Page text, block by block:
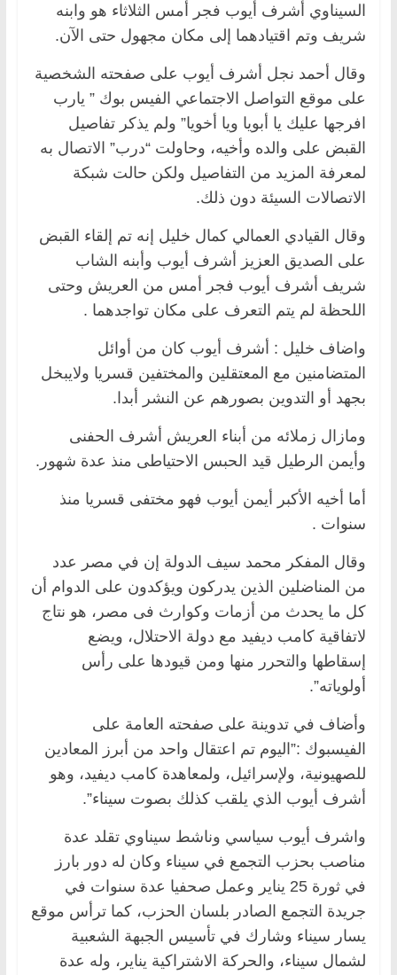
السيناوي أشرف أيوب فجر أمس الثلاثاء هو وابنه
شريف وتم اقتيادهما إلى مكان مجهول حتى الآن.
وقال أحمد نجل أشرف أيوب على صفحته الشخصية
على موقع التواصل الاجتماعي الفيس بوك ” يارب
افرجها عليك يا أبويا ويا أخويا” ولم يذكر تفاصيل
القبض على والده وأخيه، وحاولت “درب” الاتصال به
لمعرفة المزيد من التفاصيل ولكن حالت شبكة
الاتصالات السيئة دون ذلك.
وقال القيادي العمالي كمال خليل إنه تم إلقاء القبض
على الصديق العزيز أشرف أيوب وأبنه الشاب
شريف أشرف أيوب فجر أمس من العريش وحتى
اللحظة لم يتم التعرف على مكان تواجدهما .
واضاف خليل : أشرف أيوب كان من أوائل
المتضامنين مع المعتقلين والمختفين قسريا ولايبخل
بجهد أو التدوين بصورهم عن النشر أبدا.
ومازال زملائه من أبناء العريش أشرف الحفنى
وأيمن الرطيل قيد الحبس الاحتياطى منذ عدة شهور.
أما أخيه الأكبر أيمن أيوب فهو مختفى قسريا منذ
سنوات .
وقال المفكر محمد سيف الدولة إن في مصر عدد
من المناضلين الذين يدركون ويؤكدون على الدوام أن
كل ما يحدث من أزمات وكوارث فى مصر، هو نتاج
لاتفاقية كامب ديفيد مع دولة الاحتلال، ويضع
إسقاطها والتحرر منها ومن قيودها على رأس
أولوياته”.
وأضاف في تدوينة على صفحته العامة على
الفيسبوك :”‏اليوم تم اعتقال واحد من أبرز المعادين
للصهيونية، ولإسرائيل، ولمعاهدة كامب ديفيد، وهو
أشرف أيوب الذي يلقب كذلك بصوت سيناء”.
واشرف أيوب سياسي وناشط سيناوي تقلد عدة
مناصب بحزب التجمع في سيناء وكان له دور بارز
في ثورة 25 يناير وعمل صحفيا عدة سنوات في
جريدة التجمع الصادر بلسان الحزب، كما ترأس موقع
يسار سيناء وشارك في تأسيس الجبهة الشعبية
لشمال سيناء، والحركة الاشتراكية يناير، وله عدة